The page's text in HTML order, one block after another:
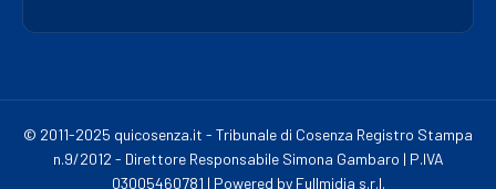
© 2011-2025 quicosenza.it - Tribunale di Cosenza Registro Stampa
n.9/2012 - Direttore Responsabile Simona Gambaro | P.IVA
03005460781 | Powered by Fullmidia s.r.l.